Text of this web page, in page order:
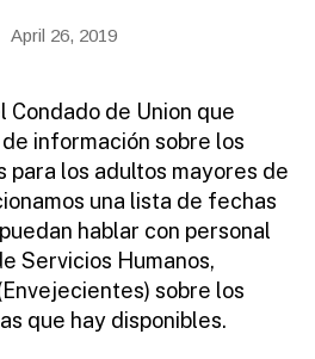
author
ra
to
r
April 26, 2019
Condado de Union que
información sobre los
para los adultos mayores de
una lista de fechas
hablar con personal
Servicios Humanos,
sobre los
que hay disponibles.